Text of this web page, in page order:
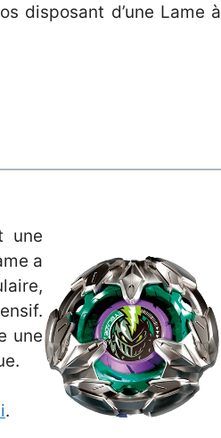
disposant d’une Lame à
une
a
une
.